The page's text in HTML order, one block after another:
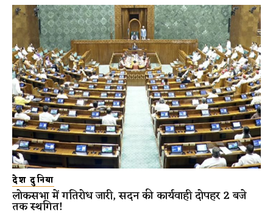
देश दुनिया
लोकसभा में गतिरोध जारी, सदन की कार्यवाही दोपहर 2 बजे
तक स्थगित!